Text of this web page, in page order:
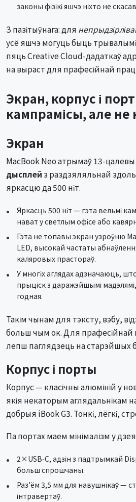
законы фізікі яшчэ ніхто не
З пазітыўнага: для
усё яшчэ могуць быць
пяць Creative Cloud-дадаткаў
на выраст для прафесійнай
Экран, корпус і
кампрамісы, але не
Экран
MacBook Neo атрымаў 13-цалевы
дысплей з раздзяляльнай
яркасцю да 500 ніт.
Яркасць 500 ніт — гэта вельмі камфортна для працы
нават у светлым офісе або
Гэта не топавы экран узроўню MacBook Pro: няма mini-
LED, высокай частаты
каляровых прастораў.
У многіх аглядах адзначаюць, што калі не параўноўваць у
прыціск з даражэйшымі
годная.
Такім чынам для тэксту, вэбу,
больш чым ок. Для прафесійнай
лепш паглядзець на старэйшых
Корпус і порты
Корпус — класічны алюміній у
якія некаторым аглядальнікам
добрыя iBook G3. Тонкі, лёгкі,
Па портах маем мінімалізм у
2×USB‑C, адзін з падтрымкай DisplayPort 1.4, іншы —
больш спрошчаны.
Раз'ём 3,5 мм для навушнікаў — стары добры сябар
інтравертаў.